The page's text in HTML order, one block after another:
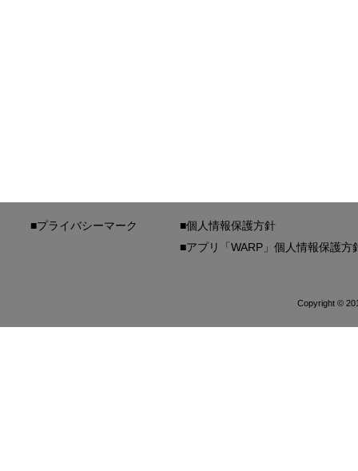
■プライバシーマーク
■個人情報保護方針
■アプリ「WARP」個人情報保護方
Copyright ©